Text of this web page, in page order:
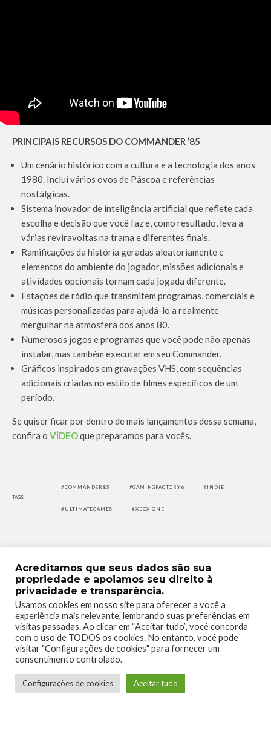
PRINCIPAIS RECURSOS DO COMMANDER ’85
Um cenário histórico com a cultura e a tecnologia dos anos
1980. Inclui vários ovos de Páscoa e referências
nostálgicas.
Sistema inovador de inteligência artificial que reflete cada
escolha e decisão que você faz e, como resultado, leva a
várias reviravoltas na trama e diferentes finais.
Ramificações da história geradas aleatoriamente e
elementos do ambiente do jogador, missões adicionais e
atividades opcionais tornam cada jogada diferente.
Estações de rádio que transmitem programas, comerciais e
músicas personalizadas para ajudá-lo a realmente
mergulhar na atmosfera dos anos 80.
Numerosos jogos e programas que você pode não apenas
instalar, mas também executar em seu Commander.
Gráficos inspirados em gravações VHS, com sequências
adicionais criadas no estilo de filmes específicos de um
período.
Se quiser ficar por dentro de mais lançamentos dessa semana,
confira o VÍDEOque preparamos para vocês.
TAGS
COMMANDER85 GAMINGFACTORY6 INDIE
ULTIMATEGAMES XBOX ONE
0
0
Acreditamos que seus dados são sua
propriedade e apoiamos seu direito à
privacidade e transparência.
Usamos cookies em nosso site para oferecer a você a
experiência mais relevante, lembrando suas preferências em
visitas passadas. Ao clicar em “Aceitar tudo”, você concorda
com o uso de TODOS os cookies. No entanto, você pode
visitar "Configurações de cookies" para fornecer um
consentimento controlado.
Configurações de cookies Aceitar tudo